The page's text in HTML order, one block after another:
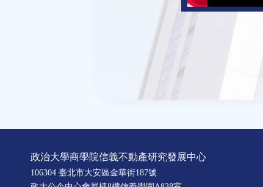
政治大學商學院信義不動產研究發展中心
106304 臺北市大安區金華街187號